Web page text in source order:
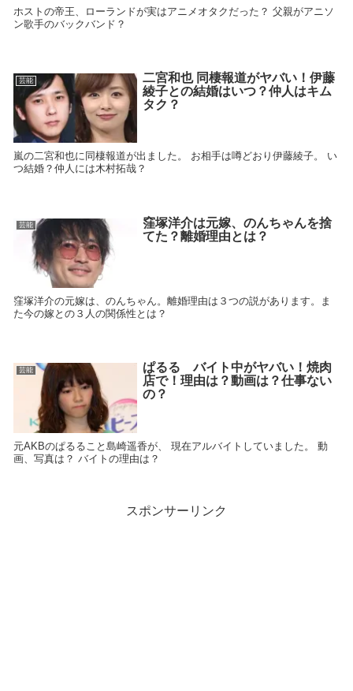
ホストの帝王、ローランドが実はアニメオタクだった？ 父親がアニソ
ン歌手のバックバンド？
芸能
二宮和也 同棲報道がヤバい！伊藤
綾子との結婚はいつ？仲人はキム
タク？
嵐の二宮和也に同棲報道が出ました。 お相手は噂どおり伊藤綾子。 い
つ結婚？仲人には木村拓哉？
芸能
窪塚洋介は元嫁、のんちゃんを捨
てた？離婚理由とは？
窪塚洋介の元嫁は、のんちゃん。離婚理由は３つの説があります。ま
た今の嫁との３人の関係性とは？
芸能
ぱるる バイト中がヤバい！焼肉
店で！理由は？動画は？仕事ない
の？
元AKBのぱるること島崎遥香が、 現在アルバイトしていました。 動
画、写真は？ バイトの理由は？
スポンサーリンク